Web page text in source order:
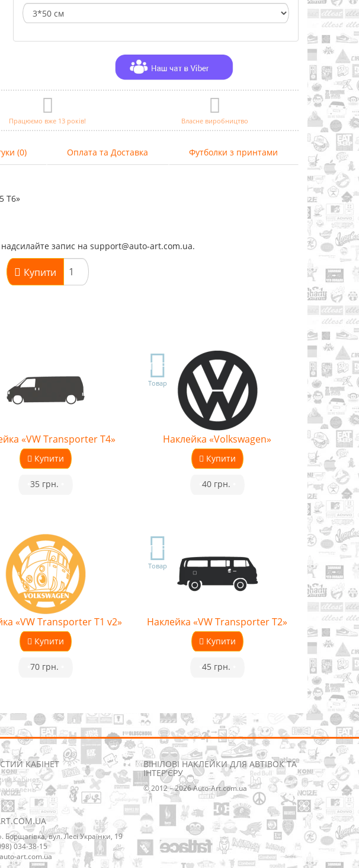
Працюємо вже 13 років! Власне виробництво
(0) Оплата та Доставка Футболки з принтами
T6»
запис на support@auto-art.com.ua.
Купити
«VW Transporter T4»
Купити
35 грн.
TOP
Товар
Наклейка «Volkswagen»
Купити
40 грн.
«VW Transporter T1 v2»
Купити
70 грн.
TOP
Товар
Наклейка «VW Transporter T2»
Купити
45 грн.
КАБІНЕТ
Кабінет
Борщагівка, вул. Лесі Українки, 19
034-38-15
art.com.ua
ВІНІЛОВІ НАКЛЕЙКИ ДЛЯ АВТІВОК ТА
ІНТЕР'ЄРУ
© 2012 – 2026 Auto-Art.com.ua